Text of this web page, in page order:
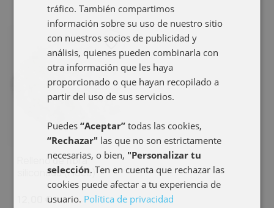
favorite_border
Relleno de fibra
siliconada (Floca)
12,00 €
tráfico. También compartimos
información sobre su uso de nuestro sitio
con nuestros socios de publicidad y
análisis, quienes pueden combinarla con
otra información que les haya
proporcionado o que hayan recopilado a
partir del uso de sus servicios.
Puedes“Aceptar” todas las cookies,
“Rechazar" las que no son estrictamente
necesarias, o bien, "Personalizar tu
selección. Ten en cuenta que rechazar las
cookies puede afectar a tu experiencia de
usuario. Política de privacidad